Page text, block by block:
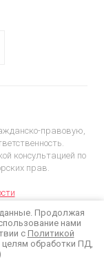
правовую,
консультацией по
прав.
Продолжая
нами
с Политикой
целям обработки ПД,